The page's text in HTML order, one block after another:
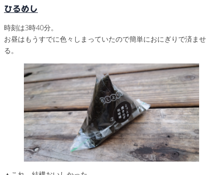
ひるめし
時刻は3時40分。
お昼はもうすでに色々しまっていたので簡単におにぎりで済ませ
る。